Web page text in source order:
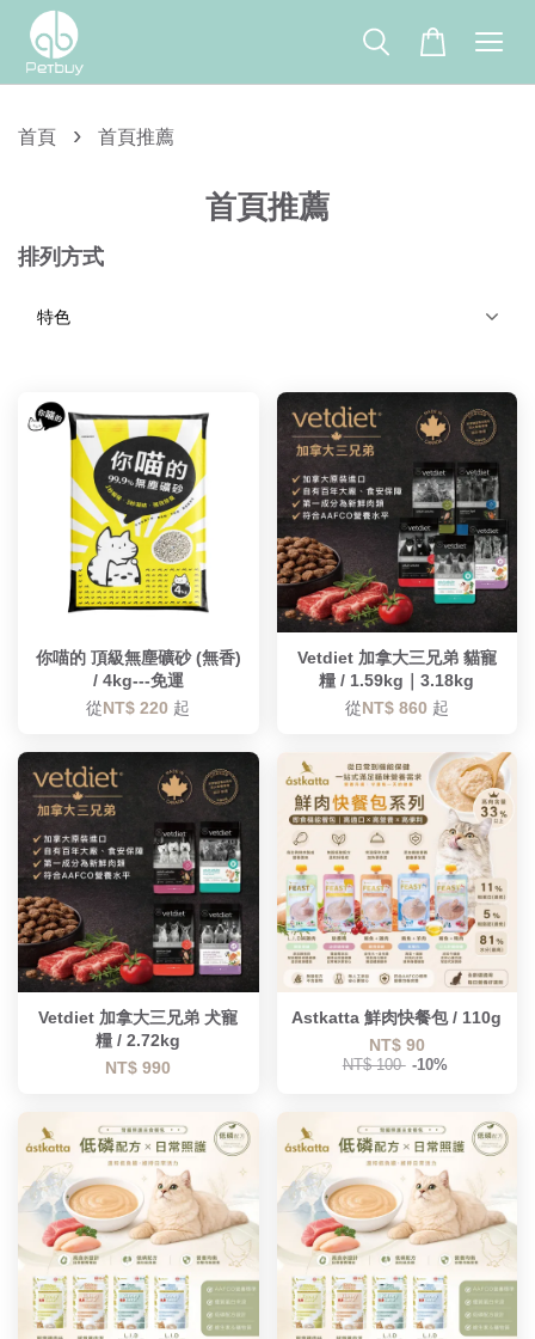
首頁 › 首頁推薦
首頁推薦
排列方式
你喵的 頂級無塵礦砂 (無香)
/ 4kg---免運
從NT$ 220 起
Vetdiet 加拿大三兄弟 貓寵
糧 / 1.59kg｜3.18kg
從NT$ 860 起
Vetdiet 加拿大三兄弟 犬寵
糧 / 2.72kg
NT$ 990
Astkatta 鮮肉快餐包 / 110g
NT$ 90
NT$ 100 -10%